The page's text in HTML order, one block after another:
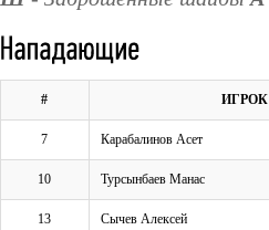
# ИГРОК
7 Карабалинов Асет
10 Турсынбаев Манас
13 Сычев Алексей